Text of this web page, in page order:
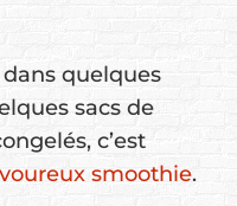
quelques
sacs de
c’est
smoothie.